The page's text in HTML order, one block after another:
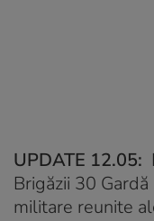
UPDATE 12.05:
Brigăzii 30
militare reunite